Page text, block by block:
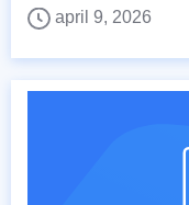
april 9, 2026